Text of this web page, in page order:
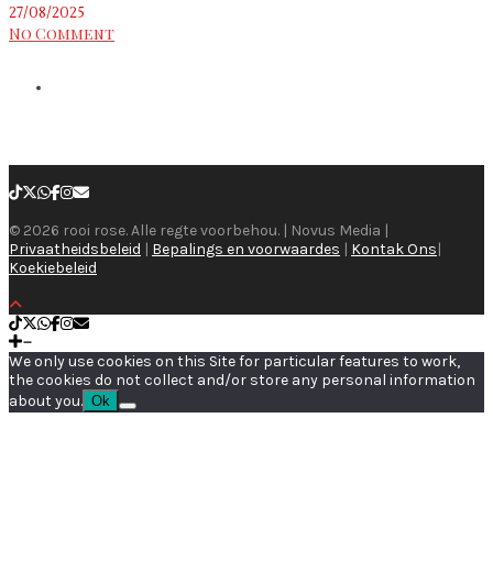
27/08/2025
No Comment
© 2026 rooi rose. Alle regte voorbehou. | Novus Media |
Privaatheidsbeleid | Bepalings en voorwaardes | Kontak Ons|
Koekiebeleid
We only use cookies on this Site for particular features to work,
the cookies do not collect and/or store any personal information
about you. Ok